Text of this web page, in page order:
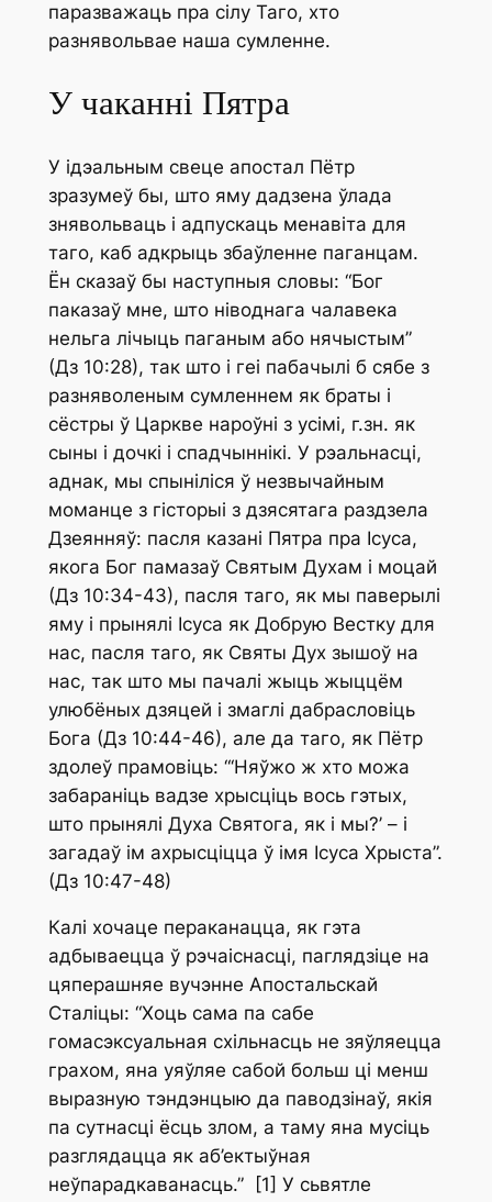
паразважаць пра сілу Таго, хто
разнявольвае наша сумленне.
У чаканні Пятра
У ідэальным свеце апостал Пётр
зразумеў бы, што яму дадзена ўлада
знявольваць і адпускаць менавіта для
таго, каб адкрыць збаўленне паганцам.
Ён сказаў бы наступныя словы: “Бог
паказаў мне, што ніводнага чалавека
нельга лічыць паганым або нячыстым”
(Дз 10:28), так што і геі пабачылі б сябе з
разняволеным сумленнем як браты і
сёстры ў Царкве нароўні з усімі, г.зн. як
сыны і дочкі і спадчыннікі. У рэальнасці,
аднак, мы спыніліся ў незвычайным
моманце з гісторыі з дзясятага раздзела
Дзеянняў: пасля казані Пятра пра Ісуса,
якога Бог памазаў Святым Духам і моцай
(Дз 10:34-43), пасля таго, як мы паверылі
яму і прынялі Ісуса як Добрую Вестку для
нас, пасля таго, як Святы Дух зышоў на
нас, так што мы пачалі жыць жыццём
улюбёных дзяцей і змаглі дабрасловіць
Бога (Дз 10:44-46), але да таго, як Пётр
здолеў прамовіць: “‘Няўжо ж хто можа
забараніць вадзе хрысціць вось гэтых,
што прынялі Духа Святога, як і мы?’ – і
загадаў ім ахрысціцца ў імя Ісуса Хрыста”.
(Дз 10:47-48)
Калі хочаце пераканацца, як гэта
адбываецца ў рэчаіснасці, паглядзіце на
цяперашняе вучэнне Апостальскай
Сталіцы: “Хоць сама па сабе
гомасэксуальная схільнасць не зяўляецца
грахом, яна уяўляе сабой больш ці менш
выразную тэндэнцыю да паводзінаў, якія
па сутнасці ёсць злом, а таму яна мусіць
разглядацца як аб’ектыўная
неўпарадкаванасць.” [1] У сьвятле